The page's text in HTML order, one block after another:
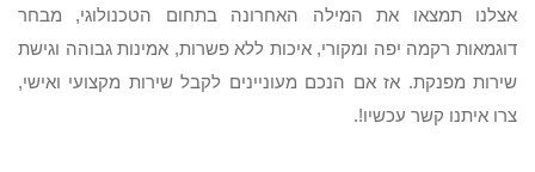
אצלנו תמצאו את המילה האחרונה בתחום הטכנולוגי, מבחר
דוגמאות רקמה יפה ומקורי, איכות ללא פשרות, אמינות גבוהה וגישת
שירות מפנקת. אז אם הנכם מעוניינים לקבל שירות מקצועי ואישי,
צרו איתנו קשר עכשיו!.